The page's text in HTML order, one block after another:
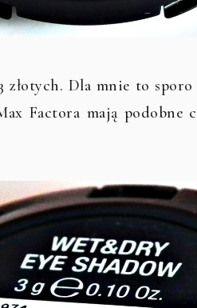
złotych. Dla mnie to
Factora mają podobne